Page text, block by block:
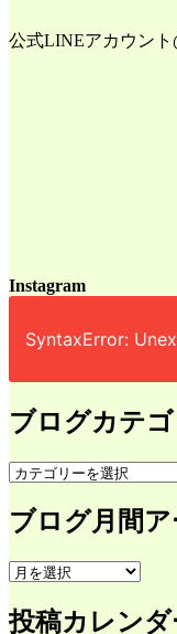
公式LINEアカウント
Instagram
SyntaxError:
ブログカテ
ブ
グ
カ
テ
ゴ
リ
ブログ月間
ブ
グ
投稿カレンダ